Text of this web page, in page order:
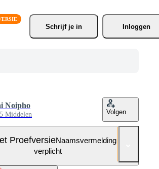
Schrijf je in Inloggen
Noipho
Middelen Volgen
ProefversieNaamsvermelding niet
verplicht